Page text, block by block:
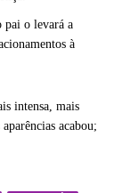
pai o levará a
à
intensa, mais
acabou;